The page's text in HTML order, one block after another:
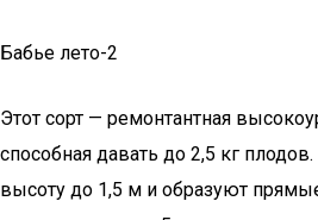
Бабье лето-2
Этот сорт — ремонтантная
способная давать до 2,5 кг
высоту до 1,5 м и образуют